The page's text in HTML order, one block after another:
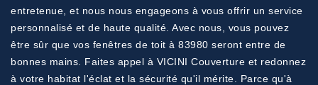
entretenue, et nous nous engageons à vous offrir un service
personnalisé et de haute qualité. Avec nous, vous pouvez
être sûr que vos fenêtres de toit à 83980 seront entre de
bonnes mains. Faites appel à VICINI Couverture et redonnez
à votre habitat l'éclat et la sécurité qu'il mérite. Parce qu'à